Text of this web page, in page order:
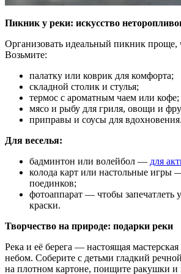
Пикник у реки: искусство
Организовать идеальный пикник проще,
Возьмите:
палатку или коврик для комфорта;
складной столик и стулья;
термос с ароматным чаем или кофе;
мясо и рыбу для гриля, овощи и
приправы и соусы для вдохновения.
Для веселья:
бадминтон или волейбол — для
колода карт или настольные игры
поединков;
фотоаппарат — чтобы запечатлеть
краски.
Творчество на природе: подарки реки
Река и её берега — настоящая
небом. Соберите с детьми гладкий
на плотном картоне, поищите ракушки и